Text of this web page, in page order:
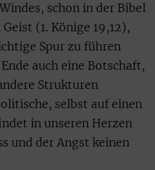
schon in der Bibel
(1. Könige 19,12),
Spur zu führen
auch eine Botschaft,
Strukturen
selbst auf einen
in unseren Herzen
und der Angst keinen